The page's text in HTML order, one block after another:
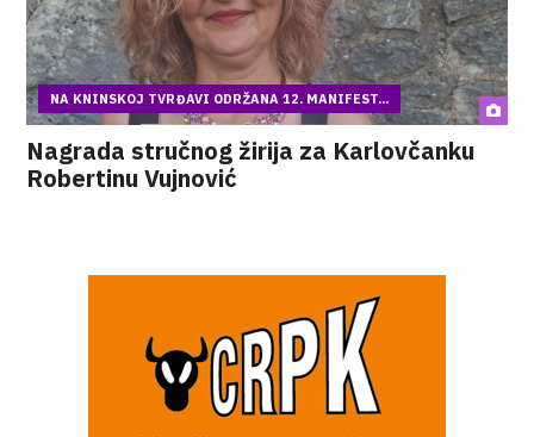
NA KNINSKOJ TVRĐAVI ODRŽANA 12. MANIFEST...
Nagrada stručnog žirija za Karlovčanku
Robertinu Vujnović